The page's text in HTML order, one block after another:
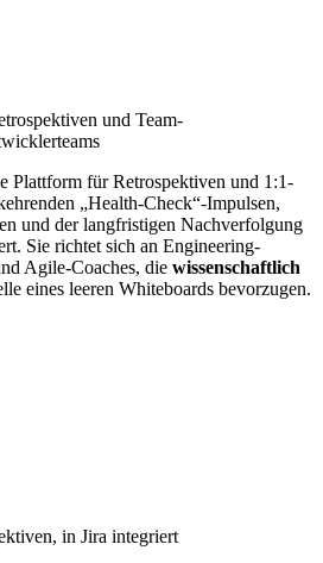
und Team-
Plattform für Retrospektiven und 1:1-
„Health-Check“-Impulsen,
und der langfristigen Nachverfolgung
Sie richtet sich an Engineering-
Agile-Coaches, die wissenschaftlich
eines leeren Whiteboards bevorzugen.
in Jira integriert